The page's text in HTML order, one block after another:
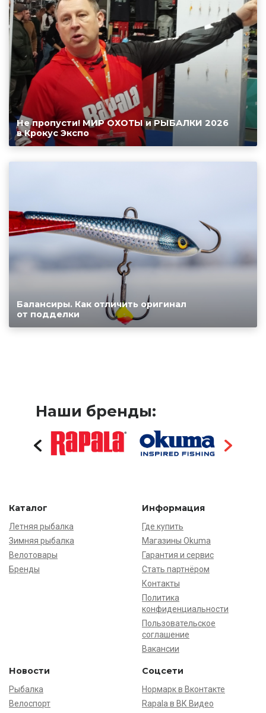
Не пропусти! МИР ОХОТЫ и РЫБАЛКИ 2026
в Крокус Экспо
Балансиры. Как отличить оригинал
от подделки
Наши бренды:
Каталог
Летняя рыбалка
Зимняя рыбалка
Велотовары
Бренды
Информация
Где купить
Магазины Okuma
Гарантия и сервис
Стать партнёром
Контакты
Политика
конфиденциальности
Пользовательское
соглашение
Вакансии
Новости
Рыбалка
Велоспорт
Соцсети
Нормарк в Вконтакте
Rapala в ВК Видео